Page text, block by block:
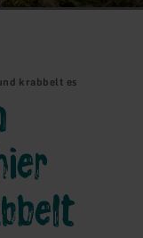
krabbelt es